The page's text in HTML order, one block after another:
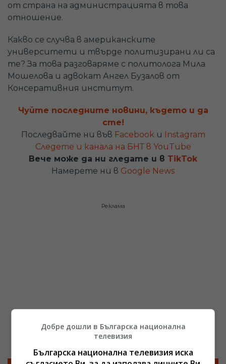
от страна на администрацията в това
отношение.
Какво се случва в американските
университети и твърде политизирани ли са
те? За това разговаряме с политолога Мила
Мошелова и адвокат Ангел Бузалов от
Консеративния институт.
Чуйте последните новини, където и да
сте!
Последвайте ни във Facebookи Instagram
Следете и канала на БНТ в YouTube
Вече може да ни гледате и в TikTok
Намерете ни в Google News
Реклама
Добре дошли в Българска национална
телевизия
Българска национална телевизия иска